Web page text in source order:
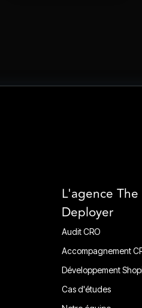
L'agence The
Deployer
Audit CRO
Audit CRO
Accompagnement
Accompagnement
Développement
Développement
Cas d'études
Cas d'études